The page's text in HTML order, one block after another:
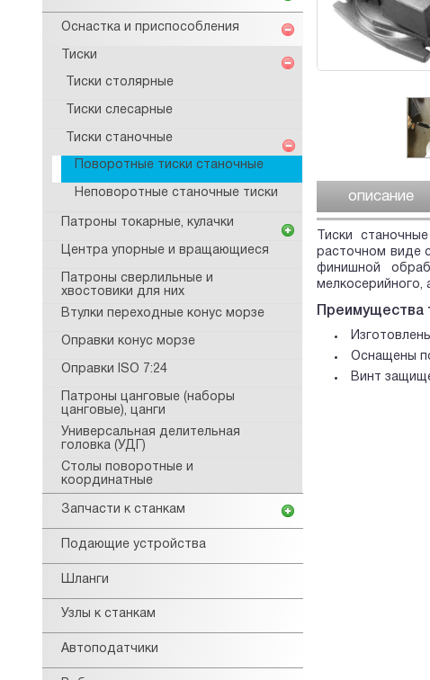
Оснастка и приспособления
Тиски
Тиски столярные
Тиски слесарные
Тиски станочные
Поворотные тиски станочные
Неповоротные станочные тиски
Патроны токарные, кулачки
Центра упорные и вращающиеся
Патроны сверлильные и
хвостовики для них
Втулки переходные конус морзе
Оправки конус морзе
Оправки ISO 7:24
Патроны цанговые (наборы
цанговые), цанги
Универсальная делительная
головка (УДГ)
Столы поворотные и
координатные
Запчасти к станкам
Подающие устройства
Шланги
Узлы к станкам
Автоподатчики
описание
Тиски
расточном виде
финишной
мелкосерийного,
Преимущества
Оснащены
Винт